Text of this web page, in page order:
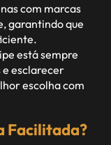
com marcas
garantindo que
está sempre
esclarecer
escolha com
Facilitada?